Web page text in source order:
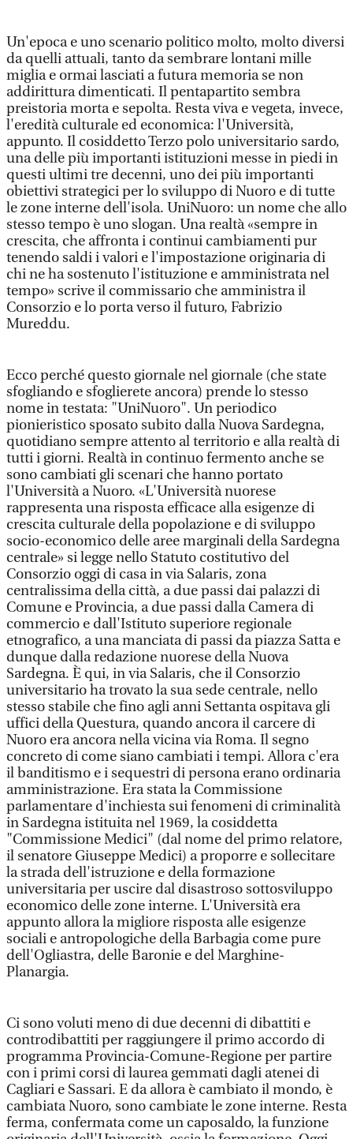
Un'epoca e uno scenario politico molto, molto diversi
da quelli attuali, tanto da sembrare lontani mille
miglia e ormai lasciati a futura memoria se non
addirittura dimenticati. Il pentapartito sembra
preistoria morta e sepolta. Resta viva e vegeta, invece,
l'eredità culturale ed economica: l'Università,
appunto. Il cosiddetto Terzo polo universitario sardo,
una delle più importanti istituzioni messe in piedi in
questi ultimi tre decenni, uno dei più importanti
obiettivi strategici per lo sviluppo di Nuoro e di tutte
le zone interne dell'isola. UniNuoro: un nome che allo
stesso tempo è uno slogan. Una realtà «sempre in
crescita, che affronta i continui cambiamenti pur
tenendo saldi i valori e l'impostazione originaria di
chi ne ha sostenuto l'istituzione e amministrata nel
tempo» scrive il commissario che amministra il
Consorzio e lo porta verso il futuro, Fabrizio
Mureddu.
Ecco perché questo giornale nel giornale (che state
sfogliando e sfoglierete ancora) prende lo stesso
nome in testata: "UniNuoro". Un periodico
pionieristico sposato subito dalla Nuova Sardegna,
quotidiano sempre attento al territorio e alla realtà di
tutti i giorni. Realtà in continuo fermento anche se
sono cambiati gli scenari che hanno portato
l'Università a Nuoro. «L'Università nuorese
rappresenta una risposta efficace alla esigenze di
crescita culturale della popolazione e di sviluppo
socio-economico delle aree marginali della Sardegna
centrale» si legge nello Statuto costitutivo del
Consorzio oggi di casa in via Salaris, zona
centralissima della città, a due passi dai palazzi di
Comune e Provincia, a due passi dalla Camera di
commercio e dall'Istituto superiore regionale
etnografico, a una manciata di passi da piazza Satta e
dunque dalla redazione nuorese della Nuova
Sardegna. È qui, in via Salaris, che il Consorzio
universitario ha trovato la sua sede centrale, nello
stesso stabile che fino agli anni Settanta ospitava gli
uffici della Questura, quando ancora il carcere di
Nuoro era ancora nella vicina via Roma. Il segno
concreto di come siano cambiati i tempi. Allora c'era
il banditismo e i sequestri di persona erano ordinaria
amministrazione. Era stata la Commissione
parlamentare d'inchiesta sui fenomeni di criminalità
in Sardegna istituita nel 1969, la cosiddetta
"Commissione Medici" (dal nome del primo relatore,
il senatore Giuseppe Medici) a proporre e sollecitare
la strada dell'istruzione e della formazione
universitaria per uscire dal disastroso sottosviluppo
economico delle zone interne. L'Università era
appunto allora la migliore risposta alle esigenze
sociali e antropologiche della Barbagia come pure
dell'Ogliastra, delle Baronie e del Marghine-
Planargia.
Ci sono voluti meno di due decenni di dibattiti e
controdibattiti per raggiungere il primo accordo di
programma Provincia-Comune-Regione per partire
con i primi corsi di laurea gemmati dagli atenei di
Cagliari e Sassari. E da allora è cambiato il mondo, è
cambiata Nuoro, sono cambiate le zone interne. Resta
ferma, confermata come un caposaldo, la funzione